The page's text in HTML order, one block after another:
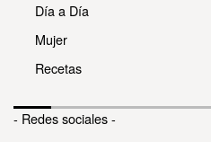
Día a Día
Mujer
Recetas
- Redes sociales -